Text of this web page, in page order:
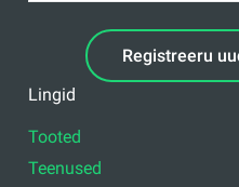
Registreeru
Lingid
Tooted
Teenused